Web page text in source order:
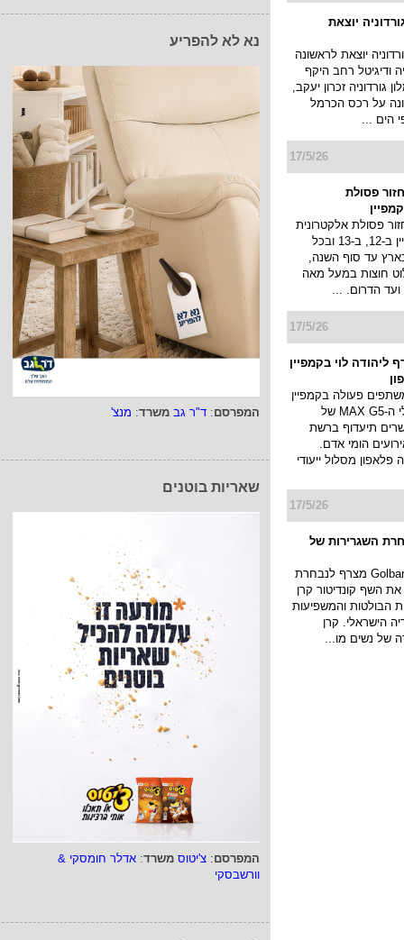
נא לא להפריע
המפרסם: ד"ר גב משרד: מנצ'
שאריות בוטנים
המפרסם: צ'יטוס משרד: אדלר חומסקי &
וורשבסקי
יוצאת
יוצאת לראשונה
ודיגיטל רחב היקף
גורדוניה זכרון יעקב,
על רכס הכרמל
הים ...
17/5/26
פסולת
פסולת אלקטרונית
עולה עם קמפיין ב-12, ב-13 ובכל
עד סוף השנה,
חוצות במעל מאה
ועד הדרום. ...
17/5/26
ליהודה לוי בקמפיין
פעולה בקמפיין
החדש למסלולי ה-MAX G5 של
תיעדוף ברשת
הומי אדם.
מסלול ייעודי
17/5/26
השגרירות של
בית האופנה Golbary מצרף לנבחרת
השף קונדיטור קרן
הבולטות והמשפיעות
הישראלי. קרן
של נשים מו...